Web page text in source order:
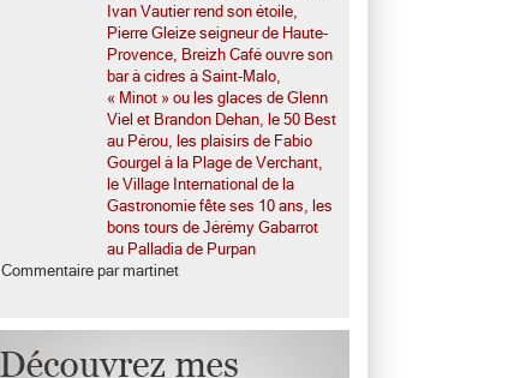
Ivan Vautier rend son étoile,
Pierre Gleize seigneur de Haute-
Provence, Breizh Café ouvre son
bar à cidres à Saint-Malo,
« Minot » ou les glaces de Glenn
Viel et Brandon Dehan, le 50 Best
au Pérou, les plaisirs de Fabio
Gourgel à la Plage de Verchant,
le Village International de la
Gastronomie fête ses 10 ans, les
bons tours de Jérémy Gabarrot
au Palladia de Purpan
Commentaire par martinet